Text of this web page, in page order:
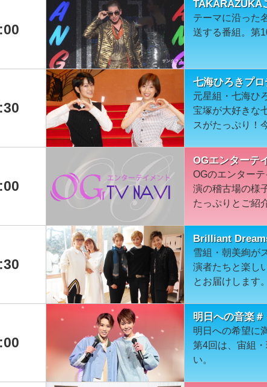
TAKARAZUKA
テーマに沿った
送する番組。第
七海ひろきプ
元星組・七海ひ
宝塚が大好きな
スがたっぷり！
OGエンターテ
OGのエンター
演の稽古場の様
たっぷりとご紹
Brilliant
雪組・朝美絢が
演者たちと楽し
とお届けします。
明日への音楽＃
明日への希望に
第4回は、宙組
い。